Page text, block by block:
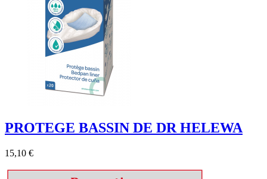
PROTEGE BASSIN DE DR HELEWA
15,10 €